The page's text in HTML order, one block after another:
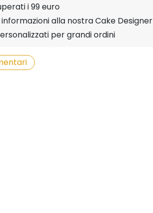
i 99 euro
alla nostra Cake Designer
per grandi ordini